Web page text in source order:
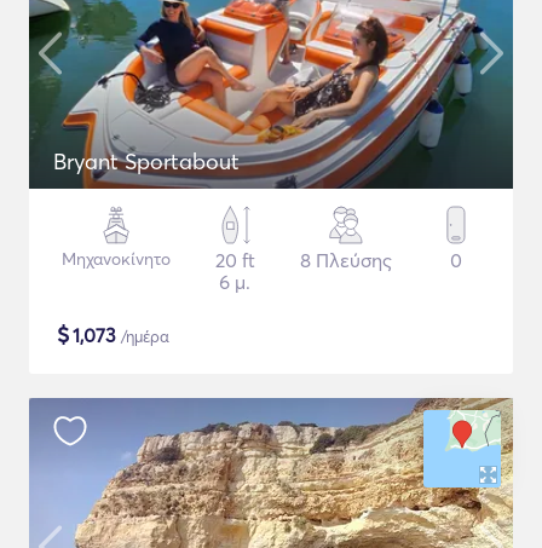
Bryant Sportabout
Μηχανοκίνητο
20 ft
6 μ.
8 Πλεύσης 0
$1,073 /ημέρα